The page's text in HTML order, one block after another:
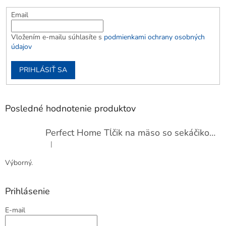
Email
Vložením e-mailu súhlasíte s podmienkami ochrany osobných
údajov
PRIHLÁSIŤ SA
Posledné hodnotenie produktov
Perfect Home Tĺčik na mäso so sekáčikom, 56893
Hodnotenie produktu je 5 z 5 hviezdičiek.
|
Výborný.
Prihlásenie
E-mail